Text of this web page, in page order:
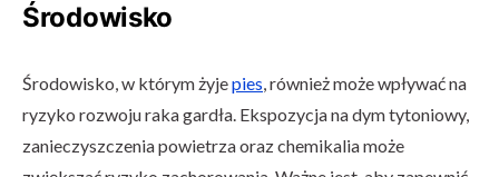
Środowisko
Środowisko, w którym żyjepies, również może wpływać na
ryzyko rozwoju raka gardła. Ekspozycja na dym tytoniowy,
zanieczyszczenia powietrza oraz chemikalia może